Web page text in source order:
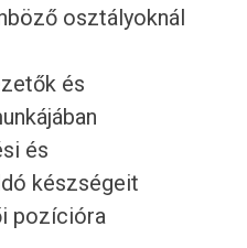
osztályoknál
és
és
készségeit
pozícióra